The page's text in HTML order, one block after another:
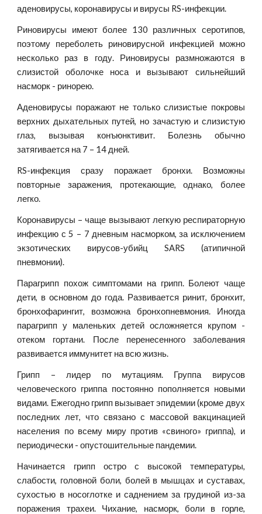
аденовирусы, коронавирусы и вирусы RS-инфекции.
Риновирусы имеют более 130 различных серотипов,
поэтому переболеть риновирусной инфекцией можно
несколько раз в году. Риновирусы размножаются в
слизистой оболочке носа и вызывают сильнейший
насморк - ринорею.
Аденовирусы поражают не только слизистые покровы
верхних дыхательных путей, но зачастую и слизистую
глаз, вызывая конъюнктивит. Болезнь обычно
затягивается на 7 – 14 дней.
RS-инфекция сразу поражает бронхи. Возможны
повторные заражения, протекающие, однако, более
легко.
Коронавирусы – чаще вызывают легкую респираторную
инфекцию с 5 – 7 дневным насморком, за исключением
экзотических вирусов-убийц SARS (атипичной
пневмонии).
Парагрипп похож симптомами на грипп. Болеют чаще
дети, в основном до года. Развивается ринит, бронхит,
бронхофарингит, возможна бронхопневмония. Иногда
парагрипп у маленьких детей осложняется крупом -
отеком гортани. После перенесенного заболевания
развивается иммунитет на всю жизнь.
Грипп – лидер по мутациям. Группа вирусов
человеческого гриппа постоянно пополняется новыми
видами. Ежегодно грипп вызывает эпидемии (кроме двух
последних лет, что связано с массовой вакцинацией
населения по всему миру против «свиного» гриппа), и
периодически - опустошительные пандемии.
Начинается грипп остро с высокой температуры,
слабости, головной боли, болей в мышцах и суставах,
сухостью в носоглотке и саднением за грудиной из-за
поражения трахеи. Чихание, насморк, боли в горле,